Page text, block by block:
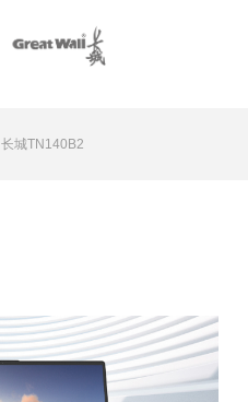
长城TN140B2